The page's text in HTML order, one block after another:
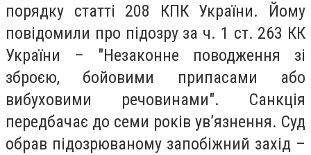
порядку статті 208 КПК України. Йому
повідомили про підозру за ч. 1 ст. 263 КК
України – "Незаконне поводження зі
зброєю, бойовими припасами або
вибуховими речовинами". Санкція
передбачає до семи років ув’язнення. Суд
обрав підозрюваному запобіжний захід –